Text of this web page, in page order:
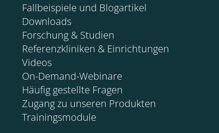
Fallbeispiele und Blogartikel
Downloads
Forschung & Studien
Referenzkliniken & Einrichtungen
Videos
On-Demand-Webinare
Häufig gestellte Fragen
Zugang zu unseren Produkten
Trainingsmodule